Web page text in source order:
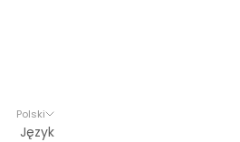
Polski
Język